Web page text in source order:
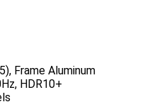
Frame Aluminum
HDR10+